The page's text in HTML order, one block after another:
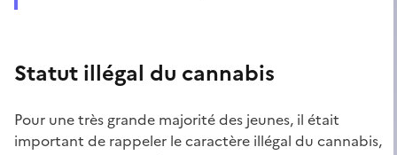
Statut illégal du cannabis
Pour une très grande majorité des jeunes, il était
important de rappeler le caractère illégal du cannabis,